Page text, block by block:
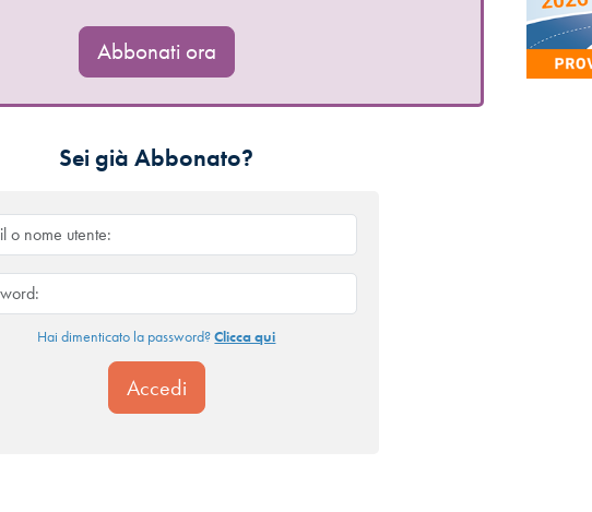
Abbonati ora
Sei già Abbonato?
Hai dimenticato la password?Clicca qui